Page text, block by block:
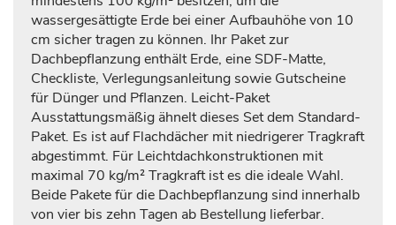
wassergesättigte Erde bei einer Aufbauhöhe von 10
cm sicher tragen zu können. Ihr Paket zur
Dachbepflanzung enthält Erde, eine SDF-Matte,
Checkliste, Verlegungsanleitung sowie Gutscheine
für Dünger und Pflanzen. Leicht-Paket
Ausstattungsmäßig ähnelt dieses Set dem Standard-
Paket. Es ist auf Flachdächer mit niedrigerer Tragkraft
abgestimmt. Für Leichtdachkonstruktionen mit
maximal 70 kg/m² Tragkraft ist es die ideale Wahl.
Beide Pakete für die Dachbepflanzung sind innerhalb
von vier bis zehn Tagen ab Bestellung lieferbar.